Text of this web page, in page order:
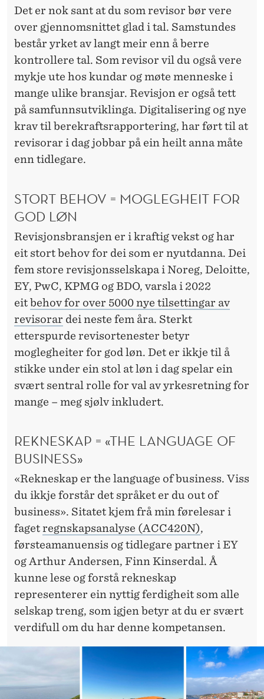
Det er nok sant at du som revisor bør vere
over gjennomsnittet glad i tal. Samstundes
består yrket av langt meir enn å berre
kontrollere tal. Som revisor vil du også vere
mykje ute hos kundar og møte menneske i
mange ulike bransjar. Revisjon er også tett
på samfunnsutviklinga. Digitalisering og nye
krav til berekraftsrapportering, har ført til at
revisorar i dag jobbar på ein heilt anna måte
enn tidlegare.
STORT BEHOV = MOGLEGHEIT FOR
GOD LØN
Revisjonsbransjen er i kraftig vekst og har
eit stort behov for dei som er nyutdanna. Dei
fem store revisjonsselskapa i Noreg, Deloitte,
EY, PwC, KPMG og BDO, varsla i 2022
eitbehov for over 5000 nye tilsettingar av
revisorar dei neste fem åra. Sterkt
etterspurde revisortenester betyr
moglegheiter for god løn. Det er ikkje til å
stikke under ein stol at løn i dag spelar ein
svært sentral rolle for val av yrkesretning for
mange – meg sjølv inkludert.
REKNESKAP = «THE LANGUAGE OF
BUSINESS»
«Rekneskap er the language of business. Viss
du ikkje forstår det språket er du out of
business». Sitatet kjem frå min førelesar i
fagetregnskapsanalyse (ACC420N),
førsteamanuensis og tidlegare partner i EY
og Arthur Andersen, Finn Kinserdal. Å
kunne lese og forstå rekneskap
representerer ein nyttig ferdigheit som alle
selskap treng, som igjen betyr at du er svært
verdifull om du har denne kompetansen.